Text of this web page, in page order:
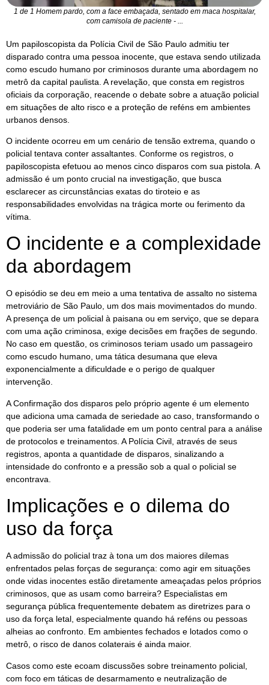
1 de 1 Homem pardo, com a face embaçada, sentado em maca hospitalar,
com camisola de paciente - ...
Um papiloscopista da Polícia Civil de São Paulo admitiu ter
disparado contra uma pessoa inocente, que estava sendo utilizada
como escudo humano por criminosos durante uma abordagem no
metrô da capital paulista. A revelação, que consta em registros
oficiais da corporação, reacende o debate sobre a atuação policial
em situações de alto risco e a proteção de reféns em ambientes
urbanos densos.
O incidente ocorreu em um cenário de tensão extrema, quando o
policial tentava conter assaltantes. Conforme os registros, o
papiloscopista efetuou ao menos cinco disparos com sua pistola. A
admissão é um ponto crucial na investigação, que busca
esclarecer as circunstâncias exatas do tiroteio e as
responsabilidades envolvidas na trágica morte ou ferimento da
vítima.
O incidente e a complexidade
da abordagem
O episódio se deu em meio a uma tentativa de assalto no sistema
metroviário de São Paulo, um dos mais movimentados do mundo.
A presença de um policial à paisana ou em serviço, que se depara
com uma ação criminosa, exige decisões em frações de segundo.
No caso em questão, os criminosos teriam usado um passageiro
como escudo humano, uma tática desumana que eleva
exponencialmente a dificuldade e o perigo de qualquer
intervenção.
A Confirmação dos disparos pelo próprio agente é um elemento
que adiciona uma camada de seriedade ao caso, transformando o
que poderia ser uma fatalidade em um ponto central para a análise
de protocolos e treinamentos. A Polícia Civil, através de seus
registros, aponta a quantidade de disparos, sinalizando a
intensidade do confronto e a pressão sob a qual o policial se
encontrava.
Implicações e o dilema do
uso da força
A admissão do policial traz à tona um dos maiores dilemas
enfrentados pelas forças de segurança: como agir em situações
onde vidas inocentes estão diretamente ameaçadas pelos próprios
criminosos, que as usam como barreira? Especialistas em
segurança pública frequentemente debatem as diretrizes para o
uso da força letal, especialmente quando há reféns ou pessoas
alheias ao confronto. Em ambientes fechados e lotados como o
metrô, o risco de danos colaterais é ainda maior.
Casos como este ecoam discussões sobre treinamento policial,
com foco em táticas de desarmamento e neutralização de